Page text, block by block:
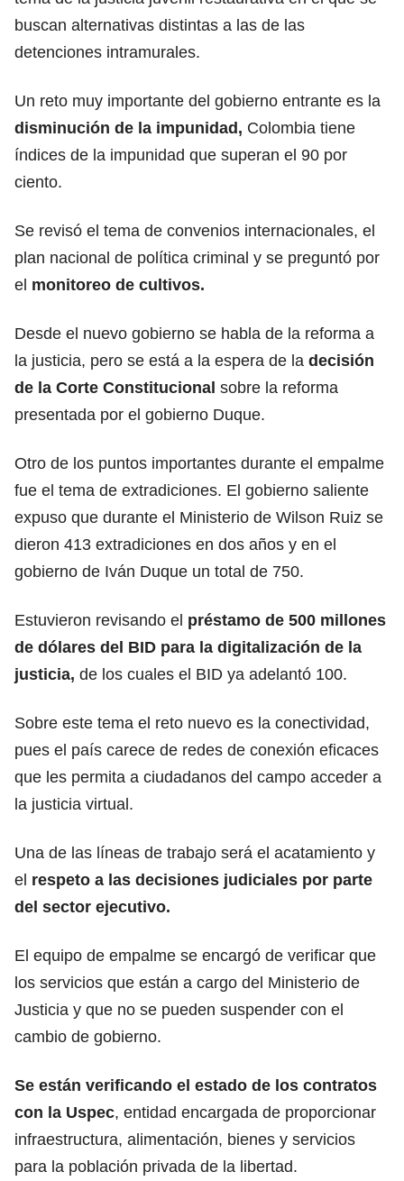
buscan alternativas distintas a las de las
detenciones intramurales.
Un reto muy importante del gobierno entrante es la
disminución de la impunidad, Colombia tiene
índices de la impunidad que superan el 90 por
ciento.
Se revisó el tema de convenios internacionales, el
plan nacional de política criminal y se preguntó por
el monitoreo de cultivos.
Desde el nuevo gobierno se habla de la reforma a
la justicia, pero se está a la espera de la decisión
de la Corte Constitucional sobre la reforma
presentada por el gobierno Duque.
Otro de los puntos importantes durante el empalme
fue el tema de extradiciones. El gobierno saliente
expuso que durante el Ministerio de Wilson Ruiz se
dieron 413 extradiciones en dos años y en el
gobierno de Iván Duque un total de 750.
Estuvieron revisando el préstamo de 500 millones
de dólares del BID para la digitalización de la
justicia, de los cuales el BID ya adelantó 100.
Sobre este tema el reto nuevo es la conectividad,
pues el país carece de redes de conexión eficaces
que les permita a ciudadanos del campo acceder a
la justicia virtual.
Una de las líneas de trabajo será el acatamiento y
el respeto a las decisiones judiciales por parte
del sector ejecutivo.
El equipo de empalme se encargó de verificar que
los servicios que están a cargo del Ministerio de
Justicia y que no se pueden suspender con el
cambio de gobierno.
Se están verificando el estado de los contratos
con la Uspec, entidad encargada de proporcionar
infraestructura, alimentación, bienes y servicios
para la población privada de la libertad.